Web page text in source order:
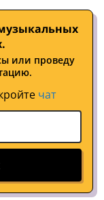
или проведу
чат